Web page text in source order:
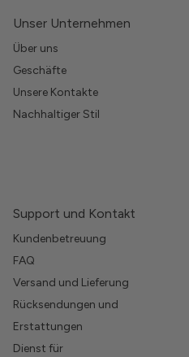
Unser Unternehmen
Über uns
Geschäfte
Unsere Kontakte
Nachhaltiger Stil
Support und Kontakt
Kundenbetreuung
FAQ
Versand und Lieferung
Rücksendungen und
Erstattungen
Dienst für